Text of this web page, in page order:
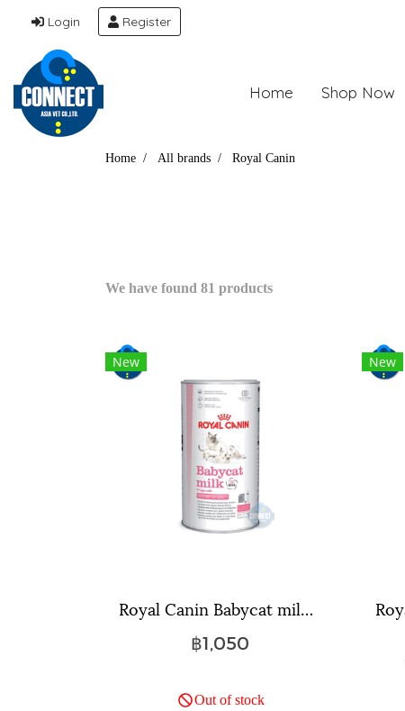
Login Register
Home Shop Now
Home All brands Royal Canin
We have found 81 products
New
Royal Canin Babycat milk ขนาด 300 กรัม.
฿1,050
Out of stock
New